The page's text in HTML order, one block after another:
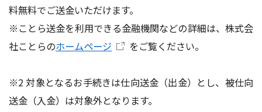
料無料でご送金いただけます。
※ことら送金を利用できる金融機関などの詳細は、株式会
社ことらのホームページ をご覧ください。
※2 対象となるお手続きは仕向送金（出金）とし、被仕向
送金（入金）は対象外となります。